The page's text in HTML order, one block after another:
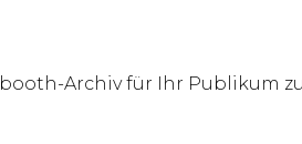
Archiv für Ihr Publikum